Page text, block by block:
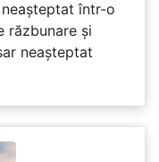
într-o
răzbunare și
neașteptat